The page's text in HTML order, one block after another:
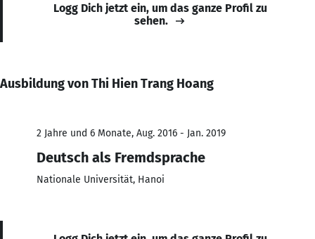
Logg Dich jetzt ein, um das ganze Profil zu
sehen.
Ausbildung von Thi Hien Trang Hoang
2 Jahre und 6 Monate, Aug. 2016 - Jan. 2019
Deutsch als Fremdsprache
Nationale Universität, Hanoi